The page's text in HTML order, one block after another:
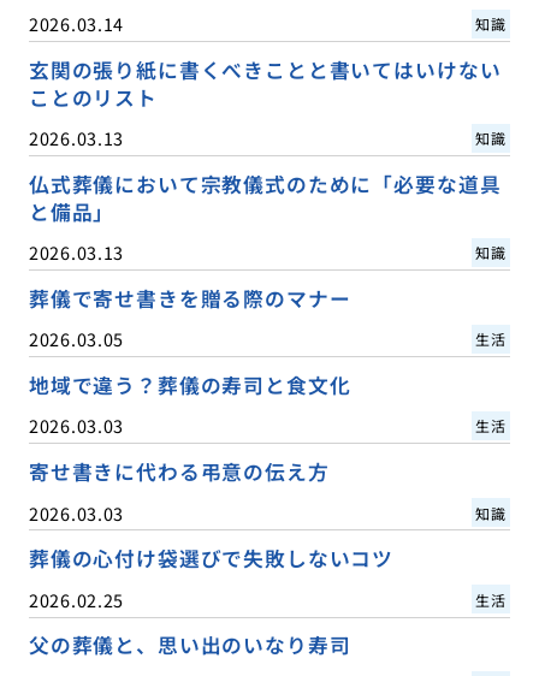
2026.03.14 知識
玄関の張り紙に書くべきことと書いてはいけない
ことのリスト
2026.03.13 知識
仏式葬儀において宗教儀式のために「必要な道具
と備品」
2026.03.13 知識
葬儀で寄せ書きを贈る際のマナー
2026.03.05 生活
地域で違う？葬儀の寿司と食文化
2026.03.03 生活
寄せ書きに代わる弔意の伝え方
2026.03.03 知識
葬儀の心付け袋選びで失敗しないコツ
2026.02.25 生活
父の葬儀と、思い出のいなり寿司